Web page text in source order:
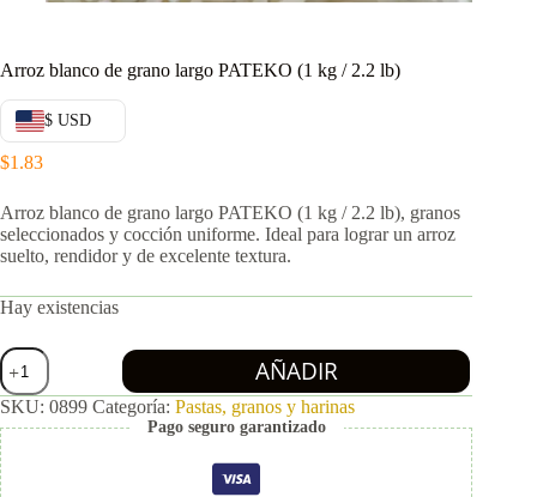
Arroz blanco de grano largo PATEKO (1 kg / 2.2 lb)
$ USD
$1.83
Arroz blanco de grano largo PATEKO (1 kg / 2.2 lb), granos
seleccionados y cocción uniforme. Ideal para lograr un arroz
suelto, rendidor y de excelente textura.
Hay existencias
Arroz
blanco
de
grano
largo
PATEKO
(1
AÑADIR
SKU: 0899 Categoría: Pastas, granos y harinas
Pago seguro garantizado